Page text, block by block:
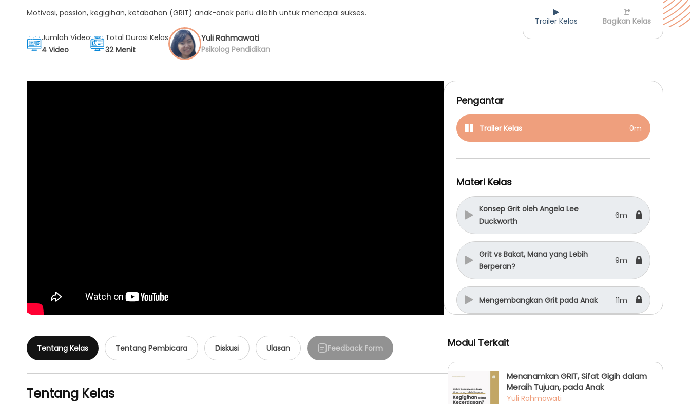
Motivasi, passion, kegigihan, ketabahan (GRIT) anak-anak perlu dilatih untuk mencapai sukses.
Jumlah Video
4 Video
Total Durasi Kelas
32 Menit
Yuli Rahmawati
Psikolog Pendidikan
Trailer Kelas Bagikan Kelas
Pengantar
Trailer Kelas 0m
Materi Kelas
Konsep Grit oleh Angela Lee
Duckworth
6m
Grit vs Bakat, Mana yang Lebih
Berperan?
9m
Mengembangkan Grit pada Anak 11m
Tentang Kelas
Tentang Pembicara Diskusi Ulasan Feedback Form
Tentang Kelas
Modul Terkait
Menanamkan GRIT, Sifat Gigih dalam
Meraih Tujuan, pada Anak
Yuli Rahmawati